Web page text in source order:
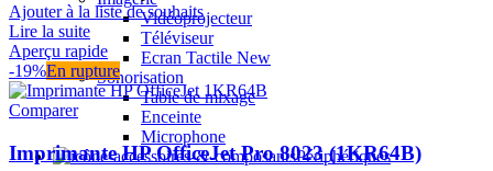
Vidéoprojecteur
Téléviseur
Ecran Tactile New
Sonorisation
Table de mixage
Enceinte
Microphone
Périphériques
Ajouter à la liste de souhaits
Lire la suite
Aperçu rapide
-19%En rupture
Comparer
Imprimante HP OfficeJet Pro 8023 (1KR64B)